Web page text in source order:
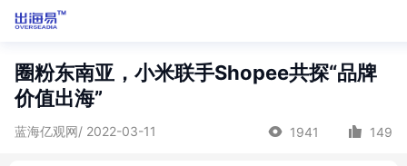
圈粉东南亚，小米联手Shopee共探“品牌
价值出海”
蓝海亿观网/ 2022-03-11 1941 149